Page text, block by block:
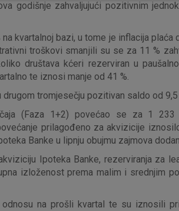
godišnje zahvaljujući pozitivnim
kvartalnoj bazi, u tome je inflacija
troškovi smanjili su se za 11 %
društava kćeri rezerviran u
te iznosi manje od 41 %.
tromjesečju pozitivan saldo od 9,5
(Faza 1+2) povećao se za 1
prilagođeno za akvizicije
Banke u lipnju obujmu zajmova
Ipoteka Banke, rezerviranja za
izloženost prema malim i srednjim
na prošli kvartal te su iznosili
Nužni
kolačići
Analitički
kolačići
Nužni (tehnički)
Ovi kolačići nužni su za
isključiti u našim sustavima.
radnje koje uključuju zahtjev
preglednik možete postaviti
njima, ali u tom slučaju neki
pohranjuju nikakve
Detaljnije informacije o